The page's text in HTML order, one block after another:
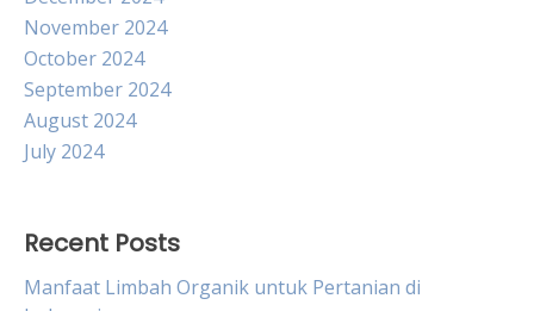
November 2024
October 2024
September 2024
August 2024
July 2024
Recent Posts
Manfaat Limbah Organik untuk Pertanian di